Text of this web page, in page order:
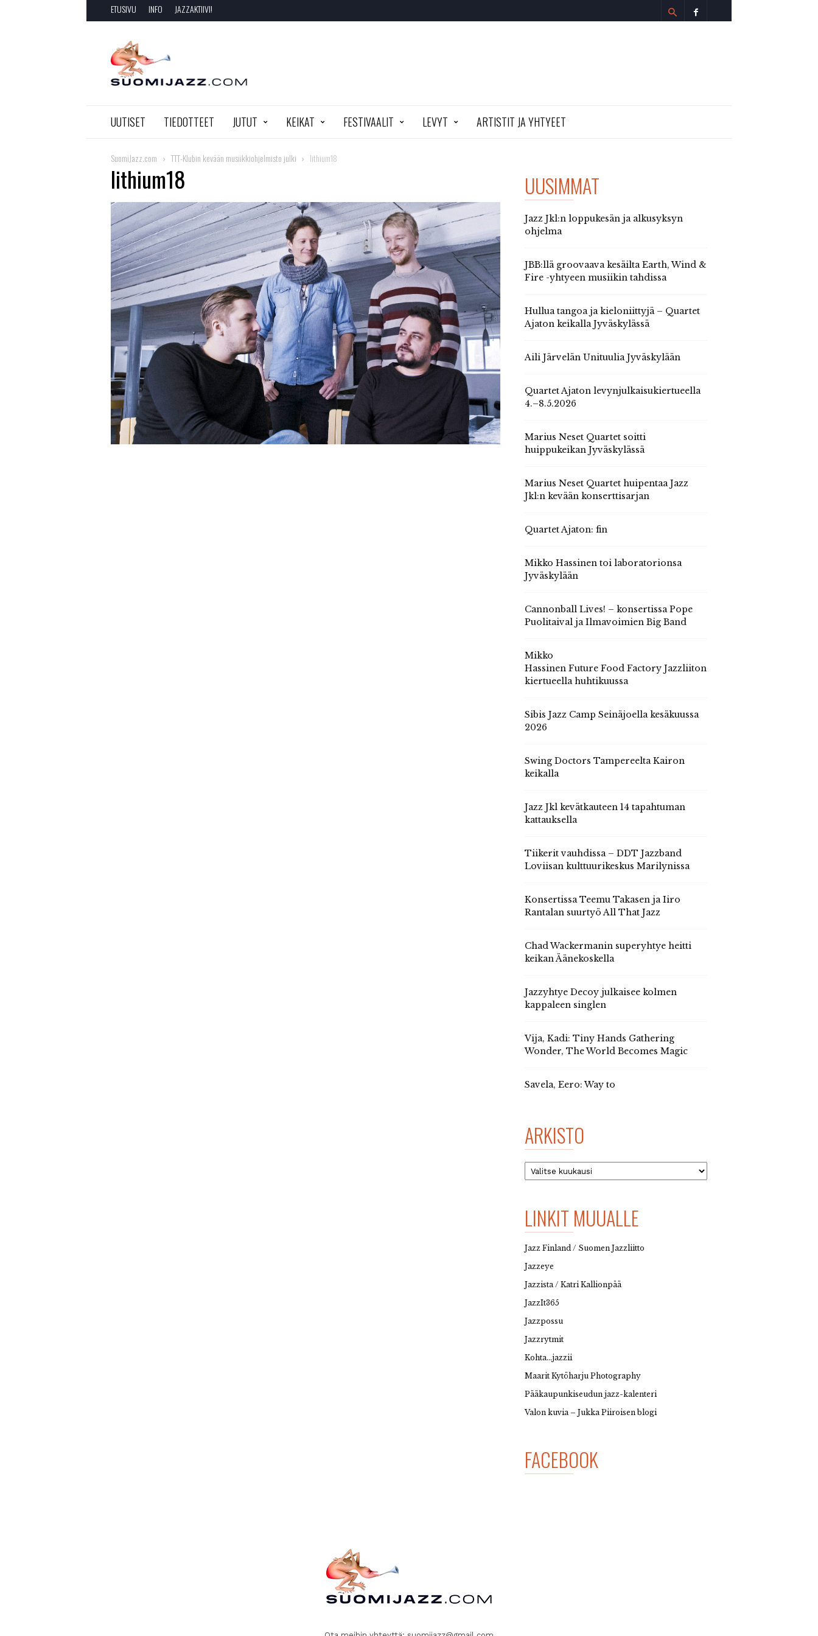
ETUSIVU INFO JAZZAKTIIVI!
SuomiJazz.com
UUTISET TIEDOTTEET JUTUT KEIKAT FESTIVAALIT LEVYT ARTISTIT JA YHTYEET
SuomiJazz.com TTT-Klubin kevään musiikkiohjelmisto julki lithium18
lithium18 UUSIMMAT
Jazz Jkl:n loppukesän ja alkusyksyn
ohjelma
JBB:llä groovaava kesäilta Earth, Wind &
Fire -yhtyeen musiikin tahdissa
Hullua tangoa ja kieloniittyjä – Quartet
Ajaton keikalla Jyväskylässä
Aili Järvelän Unituulia Jyväskylään
Quartet Ajaton levynjulkaisukiertueella
4.–8.5.2026
Marius Neset Quartet soitti
huippukeikan Jyväskylässä
Marius Neset Quartet huipentaa Jazz
Jkl:n kevään konserttisarjan
Quartet Ajaton: fin
Mikko Hassinen toi laboratorionsa
Jyväskylään
Cannonball Lives! – konsertissa Pope
Puolitaival ja Ilmavoimien Big Band
Mikko
Hassinen Future Food Factory Jazzliiton
kiertueella huhtikuussa
Sibis Jazz Camp Seinäjoella kesäkuussa
2026
Swing Doctors Tampereelta Kairon
keikalla
Jazz Jkl kevätkauteen 14 tapahtuman
kattauksella
Tiikerit vauhdissa – DDT Jazzband
Loviisan kulttuurikeskus Marilynissa
Konsertissa Teemu Takasen ja Iiro
Rantalan suurtyö All That Jazz
Chad Wackermanin superyhtye heitti
keikan Äänekoskella
Jazzyhtye Decoy julkaisee kolmen
kappaleen singlen
Vija, Kadi: Tiny Hands Gathering
Wonder, The World Becomes Magic
Savela, Eero: Way to
ARKISTO
Arkisto
LINKIT MUUALLE
Jazz Finland / Suomen Jazzliitto
Jazzeye
Jazzista / Katri Kallionpää
JazzIt365
Jazzpossu
Jazzrytmit
Kohta…jazzii
Maarit Kytöharju Photography
Pääkaupunkiseudun jazz-kalenteri
Valon kuvia – Jukka Piiroisen blogi
FACEBOOK